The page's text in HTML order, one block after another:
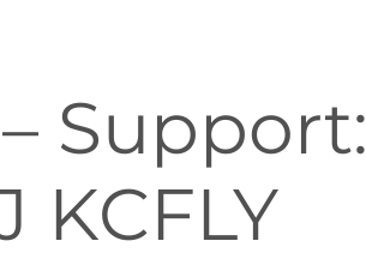
Support:
KCFLY